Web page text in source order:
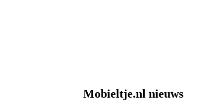
Mobieltje.nl nieuws